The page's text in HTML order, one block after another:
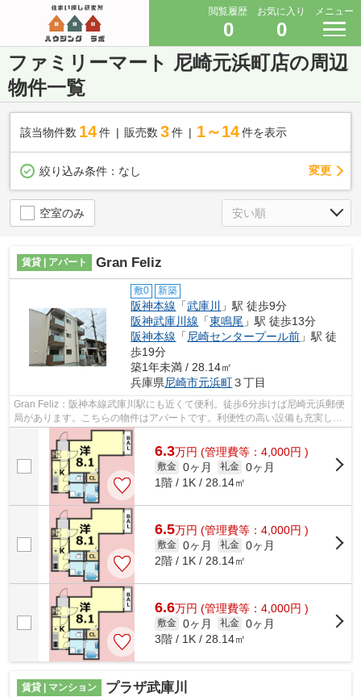
閲覧履歴
0
お気に入り
0
メニュー
ファミリーマート 尼崎元浜町店の周辺
物件一覧
該当物件数 14件 販売数 3 件 1～14 件を表示
絞り込み条件： なし 変更
空室のみ
賃貸 | アパート Gran Feliz
敷0 新築
阪神本線 「武庫川
」駅 徒歩9分
阪神武庫川線 「東鳴尾 」駅 徒歩13分
阪神本線 「 尼崎センタープール前 」駅 徒
歩19分
築1年未満 / 28.14㎡
兵庫県尼崎市元浜町３丁目
Gran Feliz：阪神本線武庫川駅にも近くて便利。徒歩6分歩けば尼崎元浜郵便
局があります。こちらの物件はアパートです。利便性の高い設備も充実し
た、高ニーズな2026年築の物件です。阪...
6.3万円 (管理費等：4,000円 )
敷金 0ヶ月 礼金 0ヶ月
1階 / 1K / 28.14㎡
6.5万円 (管理費等：4,000円 )
敷金 0ヶ月 礼金 0ヶ月
2階 / 1K / 28.14㎡
6.6万円 (管理費等：4,000円 )
敷金 0ヶ月 礼金 0ヶ月
3階 / 1K / 28.14㎡
賃貸 | マンション プラザ武庫川